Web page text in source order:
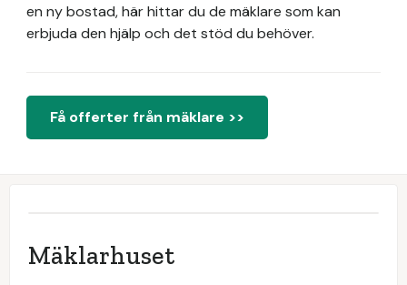
en ny bostad, här hittar du de mäklare som kan
erbjuda den hjälp och det stöd du behöver.
Få offerter från mäklare >>
Mäklarhuset